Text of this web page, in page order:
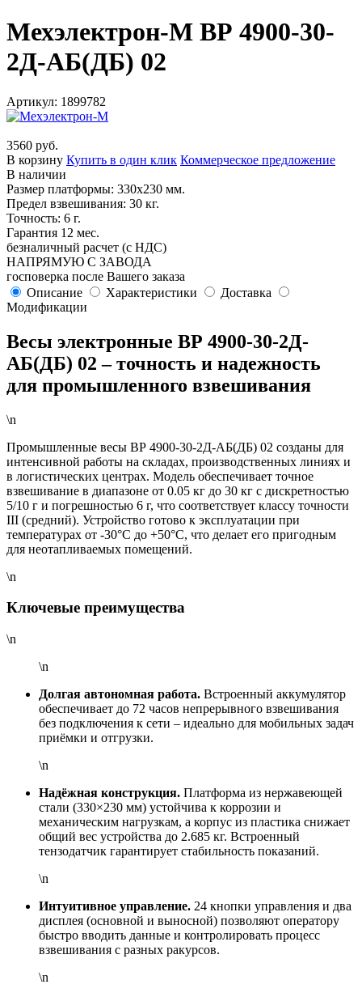
Мехэлектрон-М ВР 4900-30-
2Д-АБ(ДБ) 02
Артикул: 1899782
3560 руб.
В корзину Купить в один клик Коммерческое предложение
В наличии
Размер платформы: 330х230 мм.
Предел взвешивания: 30 кг.
Точность: 6 г.
Гарантия 12 мес.
безналичный расчет (с НДС)
НАПРЯМУЮ С ЗАВОДА
госповерка после Вашего заказа
Описание
Характеристики
Доставка
Модификации
Весы электронные ВР 4900-30-2Д-
АБ(ДБ) 02 – точность и надежность
для промышленного взвешивания
\n
Промышленные весы ВР 4900-30-2Д-АБ(ДБ) 02 созданы для
интенсивной работы на складах, производственных линиях и
в логистических центрах. Модель обеспечивает точное
взвешивание в диапазоне от 0.05 кг до 30 кг с дискретностью
5/10 г и погрешностью 6 г, что соответствует классу точности
III (средний). Устройство готово к эксплуатации при
температурах от -30°C до +50°C, что делает его пригодным
для неотапливаемых помещений.
\n
Ключевые преимущества
\n
\n
Долгая автономная работа. Встроенный аккумулятор
обеспечивает до 72 часов непрерывного взвешивания
без подключения к сети – идеально для мобильных задач
приёмки и отгрузки.
\n
Надёжная конструкция. Платформа из нержавеющей
стали (330×230 мм) устойчива к коррозии и
механическим нагрузкам, а корпус из пластика снижает
общий вес устройства до 2.685 кг. Встроенный
тензодатчик гарантирует стабильность показаний.
\n
Интуитивное управление. 24 кнопки управления и два
дисплея (основной и выносной) позволяют оператору
быстро вводить данные и контролировать процесс
взвешивания с разных ракурсов.
\n